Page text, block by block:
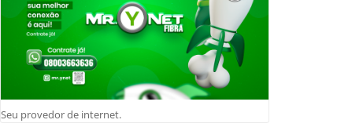
Seu provedor de internet.